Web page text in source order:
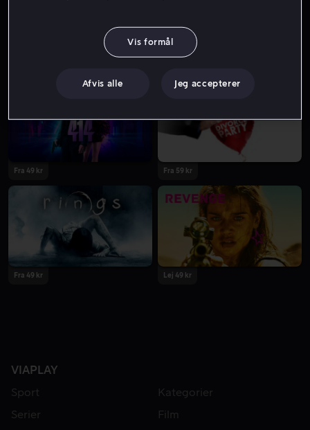
Fra 49 kr Fra 59 kr
Fra 49 kr Lej 49 kr
VIAPLAY
Sport
Kategorier
Serier
Film
Vis formål
Afvis alle Jeg accepterer